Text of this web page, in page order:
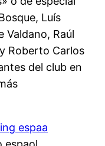
Luís
Valdano, Raúl
Roberto Carlos
del club en